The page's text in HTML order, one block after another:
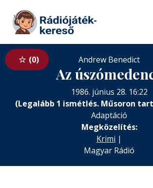
Tovább a tartalomhoz
0 Andrew Benedict
Az
1986. június 28. 16:22
(Legalább 1 ismétlés. Műsoron
Adaptáció
Megközelítés:
Krimi |
Magyar Rádió